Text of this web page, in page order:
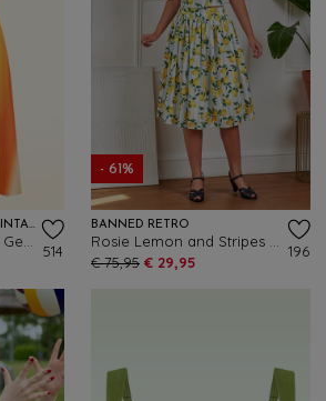
VINTAGE CHIC FOR TOPVINTAGE
514
- 61%
BANNED RETRO
€ 75,95 € 29,95
196